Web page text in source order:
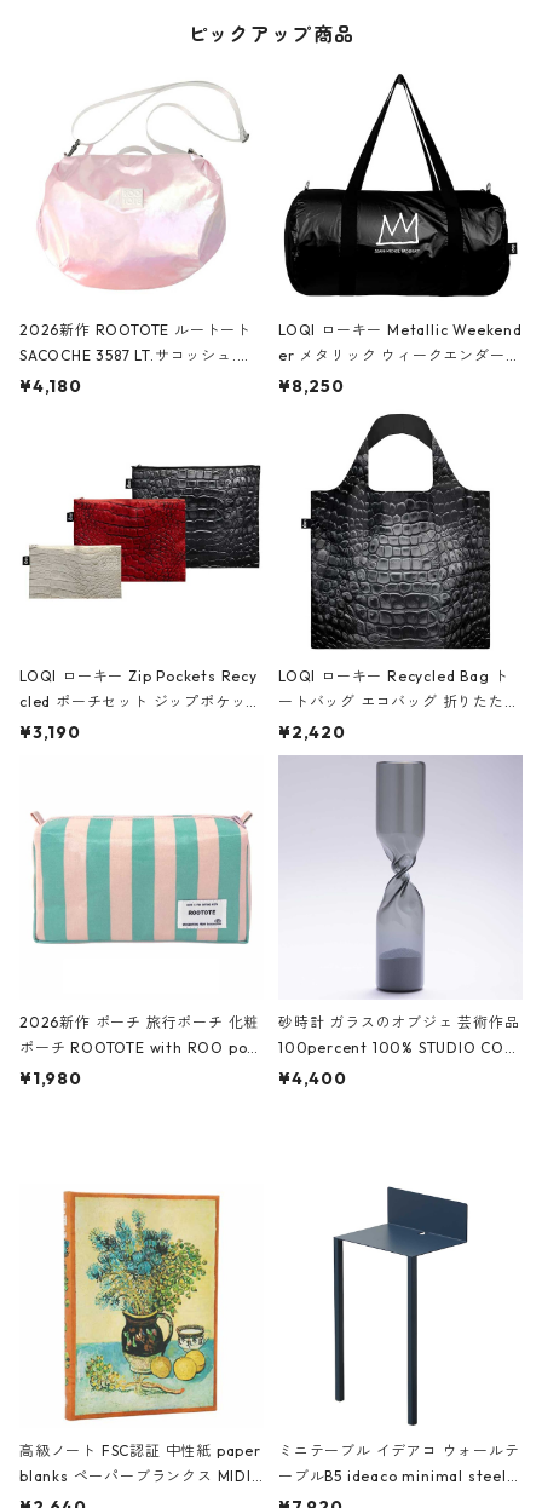
ピックアップ商品
2026新作 ROOTOTE ルートート
SACOCHE 3587 LT.サコッシュ.ル
ミエ-B ショルダーバッグ グロスピ
¥4,180
LOQI ローキー Metallic Weekend
er メタリック ウィークエンダー
ボストンバッグ ショルダーバッグ
Black ジャン=ミッシェル・バスキ
ア/クラウン ブラック
¥8,250
LOQI ローキー Zip Pockets Recy
cled ポーチセット ジップポケット
ファスナーポーチ 撥水加工 トラベ
ーガンディー、オフホワイト
¥3,190
LOQI ローキー Recycled Bag ト
ートバッグ エコバッグ 折りたたみ
大きめ 撥水加工 収納ポーチ CRO
CODILE/Black クロコダイル/ブラ
¥2,420
2026新作 ポーチ 旅行ポーチ 化粧
ポーチ ROOTOTE with ROO pou
ch 3532 ルートート WR.ポーチ.ラ
¥1,980
砂時計 ガラスのオブジェ 芸術作品
100percent 100% STUDIO COH
AKU Timeless 100パーセント ス
¥4,400
高級ノート FSC認証 中性紙 paper
blanks ペーパーブランクス MIDI
ハードカバー 罫線 ヴァン・ゴッホ
ミニテーブル イデアコ ウォールテ
ーブルB5 ideaco minimal steel f
urniture WALL Table B5 ネイビー